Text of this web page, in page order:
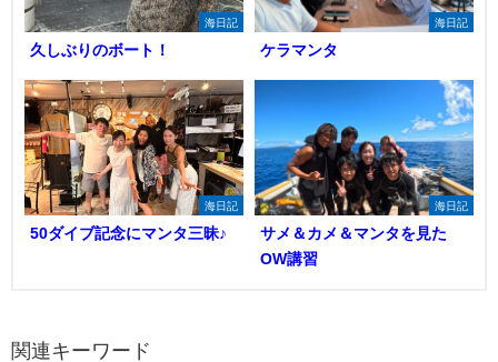
海日記
久しぶりのボート！
海日記
ケラマンタ
海日記
50ダイブ記念にマンタ三昧♪
海日記
サメ＆カメ＆マンタを見た
OW講習
関連キーワード